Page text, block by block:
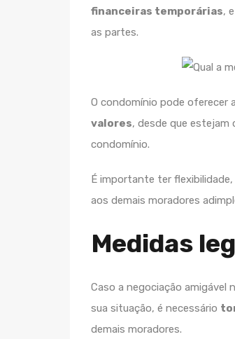
financeiras temporárias,
as partes.
O condomínio pode oferecer
valores, desde que estejam
condomínio.
É importante ter
aos demais moradores
Medidas
Caso a negociação amigável
sua situação, é necessário
demais moradores.